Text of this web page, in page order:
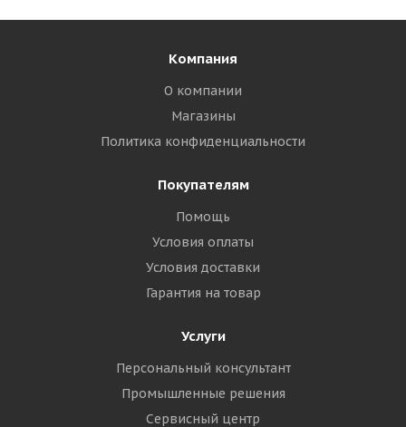
Компания
О компании
Магазины
Политика конфиденциальности
Покупателям
Помощь
Условия оплаты
Условия доставки
Гарантия на товар
Услуги
Персональный консультант
Промышленные решения
Сервисный центр